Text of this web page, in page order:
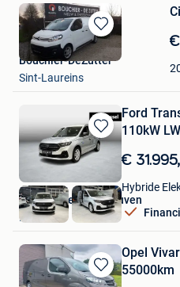
Bewaren
in
Mijn
Bouchier-DeZutter
Sint-Laureins
Bewaren
in
Favorieten
Ford
110kW
€
Hybride
Van Mossel Ford Leuven
Herent
Bewaren
Opel Vivaro L3
55000km